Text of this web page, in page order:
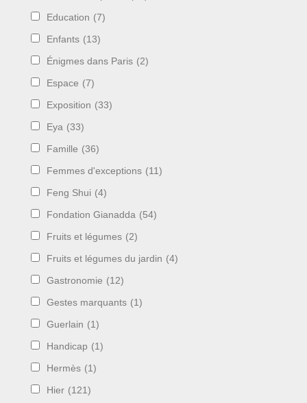
Education (7)
Enfants (13)
Énigmes dans Paris (2)
Espace (7)
Exposition (33)
Eya (33)
Famille (36)
Femmes d'exceptions (11)
Feng Shui (4)
Fondation Gianadda (54)
Fruits et légumes (2)
Fruits et légumes du jardin (4)
Gastronomie (12)
Gestes marquants (1)
Guerlain (1)
Handicap (1)
Hermès (1)
Hier (121)